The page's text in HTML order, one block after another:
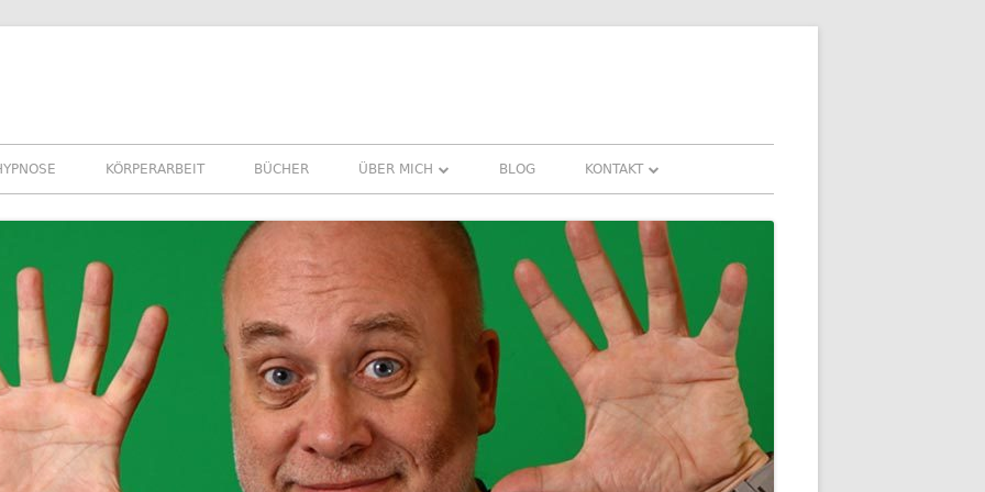
KÖRPERARBEIT BÜCHER ÜBER MICH
REFERENZEN ERFAHRUNGEN UND
NEWSLETTER
BLOG KONTAKT
DOWNLOADS
FAQ
DATENSCHUTZ
IMPRESSUM